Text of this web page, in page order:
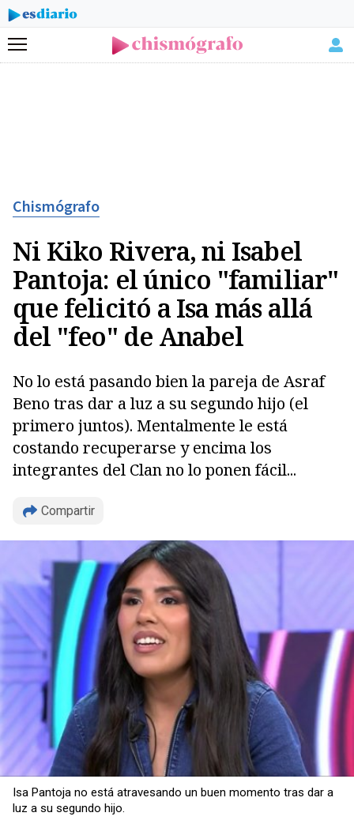
Menú
Chismógrafo
Ni Kiko Rivera, ni Isabel
Pantoja: el único "familiar"
que felicitó a Isa más allá
del "feo" de Anabel
No lo está pasando bien la pareja de Asraf
Beno tras dar a luz a su segundo hijo (el
primero juntos). Mentalmente le está
costando recuperarse y encima los
integrantes del Clan no lo ponen fácil...
Compartir
Copiar
Isa Pantoja no está atravesando un buen momento tras dar a
luz a su segundo hijo.